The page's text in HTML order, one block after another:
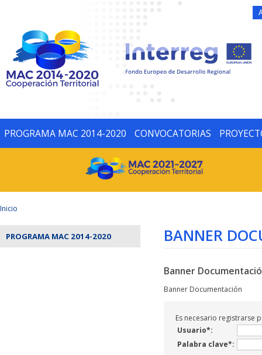
PROGRAMA MAC 2014-2020 CONVOCATORIAS
Inicio
PROGRAMA MAC 2014-2020 BANNER
Banner
Banner Documentación
Es necesario registrarse
Usuario*:
Palabra clave*: